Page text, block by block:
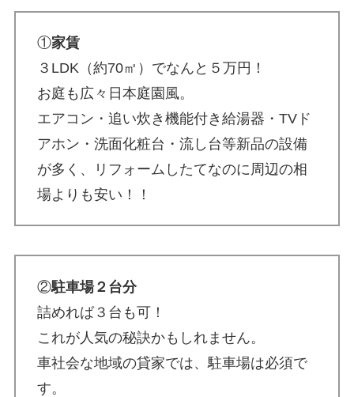
①家賃
３LDK（約70㎡）でなんと５万円！
お庭も広々日本庭園風。
エアコン・追い炊き機能付き給湯器・TVド
アホン・洗面化粧台・流し台等新品の設備
が多く、リフォームしたてなのに周辺の相
場よりも安い！！
②駐車場２台分
詰めれば３台も可！
これが人気の秘訣かもしれません。
車社会な地域の貸家では、駐車場は必須で
す。